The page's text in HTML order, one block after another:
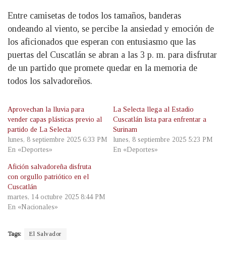
Entre camisetas de todos los tamaños, banderas
ondeando al viento, se percibe la ansiedad y emoción de
los aficionados que esperan con entusiasmo que las
puertas del Cuscatlán se abran a las 3 p. m. para disfrutar
de un partido que promete quedar en la memoria de
todos los salvadoreños.
Aprovechan la lluvia para
vender capas plásticas previo al
partido de La Selecta
lunes, 8 septiembre 2025 6:33 PM
En «Deportes»
La Selecta llega al Estadio
Cuscatlán lista para enfrentar a
Surinam
lunes, 8 septiembre 2025 5:23 PM
En «Deportes»
Afición salvadoreña disfruta
con orgullo patriótico en el
Cuscatlán
martes, 14 octubre 2025 8:44 PM
En «Nacionales»
Tags: El Salvador